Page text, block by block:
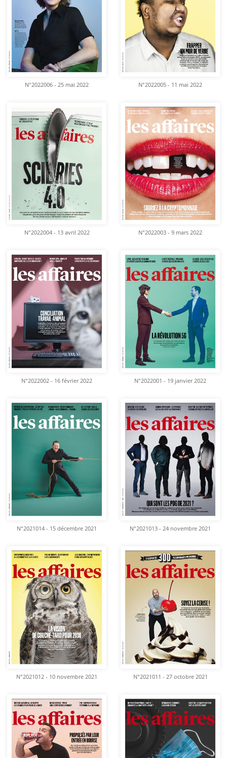
N°2022006 - 25 mai 2022 N°2022005 - 11 mai 2022
N°2022004 - 13 avril 2022 N°2022003 - 9 mars 2022
N°2022002 - 16 février 2022 N°2022001 - 19 janvier 2022
N°2021014 - 15 décembre 2021 N°2021013 - 24 novembre 2021
N°2021012 - 10 novembre 2021 N°2021011 - 27 octobre 2021